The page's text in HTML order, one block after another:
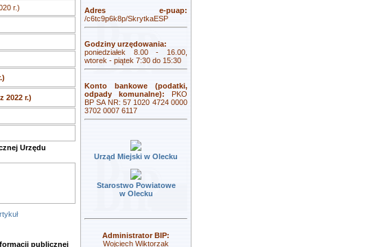
r.)
2022 r.)
Urzędu
publicznej
Adres e-puap:
/c6tc9p6k8p/SkrytkaESP
Godziny urzędowania:
poniedziałek 8.00 - 16.00,
wtorek - piątek 7:30 do 15:30
Konto bankowe (podatki,
odpady komunalne): PKO
BP SA NR: 57 1020 4724 0000
3702 0007 6117
Urząd Miejski w Olecku
Starostwo Powiatowe
w Olecku
Administrator BIP:
Wojciech Wiktorzak